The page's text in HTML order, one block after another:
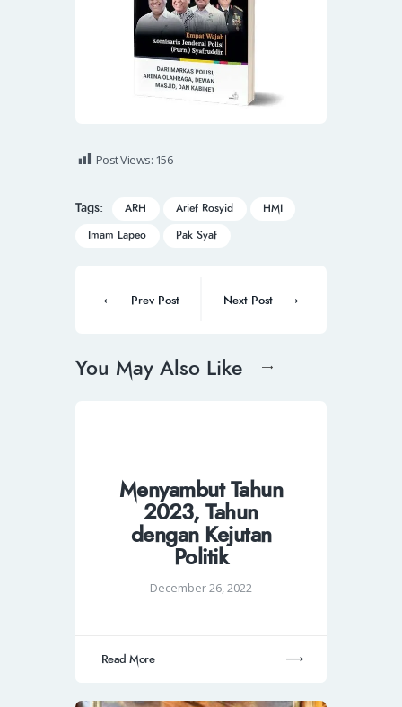
Post Views: 156
Tags: ARH Arief Rosyid
HMI
Imam Lapeo
Pak Syaf
Prev Post Next Post
You May Also Like
Menyambut Tahun
2023, Tahun
dengan Kejutan
Politik
December 26, 2022
Read More